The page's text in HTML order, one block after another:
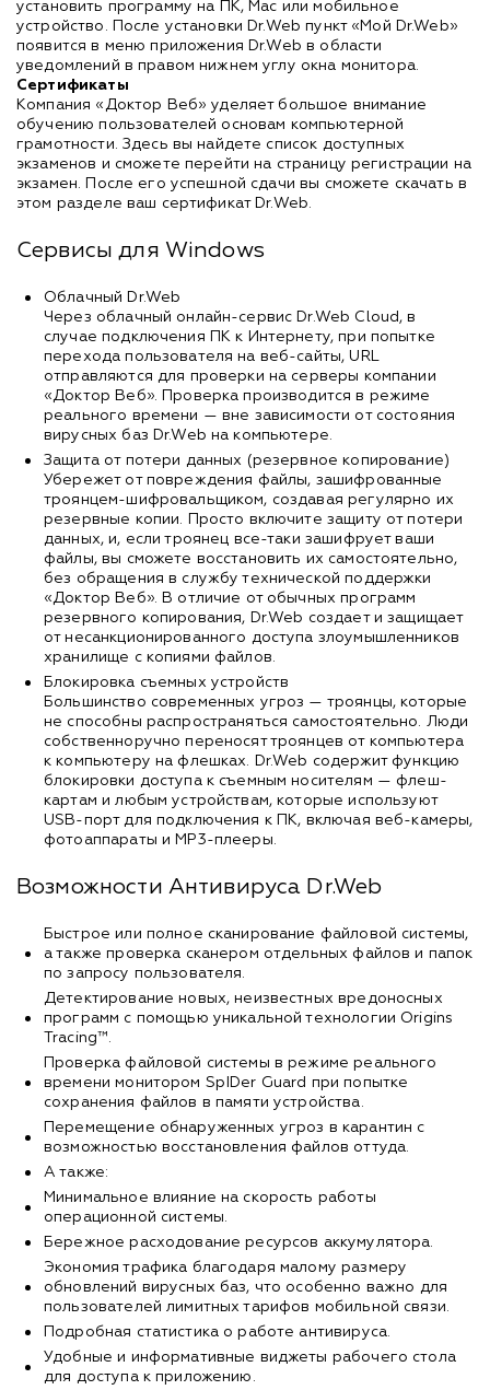
установить программу на ПК, Mac или мобильное
устройство. После установки Dr.Web пункт «Мой Dr.Web»
появится в меню приложения Dr.Web в области
уведомлений в правом нижнем углу окна монитора.
Сертификаты
Компания «Доктор Веб» уделяет большое внимание
обучению пользователей основам компьютерной
грамотности. Здесь вы найдете список доступных
экзаменов и сможете перейти на страницу регистрации на
экзамен. После его успешной сдачи вы сможете скачать в
этом разделе ваш сертификат Dr.Web.
Сервисы для Windows
Облачный Dr.Web
Через облачный онлайн-сервис Dr.Web Cloud, в
случае подключения ПК к Интернету, при попытке
перехода пользователя на веб-сайты, URL
отправляются для проверки на серверы компании
«Доктор Веб». Проверка производится в режиме
реального времени — вне зависимости от состояния
вирусных баз Dr.Web на компьютере.
Защита от потери данных (резервное копирование)
Убережет от повреждения файлы, зашифрованные
троянцем-шифровальщиком, создавая регулярно их
резервные копии. Просто включите защиту от потери
данных, и, если троянец все-таки зашифрует ваши
файлы, вы сможете восстановить их самостоятельно,
без обращения в службу технической поддержки
«Доктор Веб». В отличие от обычных программ
резервного копирования, Dr.Web создает и защищает
от несанкционированного доступа злоумышленников
хранилище с копиями файлов.
Блокировка съемных устройств
Большинство современных угроз — троянцы, которые
не способны распространяться самостоятельно. Люди
собственноручно переносят троянцев от компьютера
к компьютеру на флешках. Dr.Web содержит функцию
блокировки доступа к съемным носителям — флеш-
картам и любым устройствам, которые используют
USB-порт для подключения к ПК, включая веб-камеры,
фотоаппараты и MP3-плееры.
Возможности Антивируса Dr.Web
Быстрое или полное сканирование файловой системы,
а также проверка сканером отдельных файлов и папок
по запросу пользователя.
Детектирование новых, неизвестных вредоносных
программ с помощью уникальной технологии Origins
Tracing™.
Проверка файловой системы в режиме реального
времени монитором SpIDer Guard при попытке
сохранения файлов в памяти устройства.
Перемещение обнаруженных угроз в карантин с
возможностью восстановления файлов оттуда.
А также:
Минимальное влияние на скорость работы
операционной системы.
Бережное расходование ресурсов аккумулятора.
Экономия трафика благодаря малому размеру
обновлений вирусных баз, что особенно важно для
пользователей лимитных тарифов мобильной связи.
Подробная статистика о работе антивируса.
Удобные и информативные виджеты рабочего стола
для доступа к приложению.